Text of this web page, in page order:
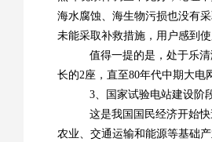
海水腐蚀、海生物污损也没有
未能采取补救措施，用户感到
值得一提的是，处于乐清
长的2座，直至80年代中期大电
3、国家试验电站建设阶
这是我国国民经济开始快
农业、交通运输和能源等基础